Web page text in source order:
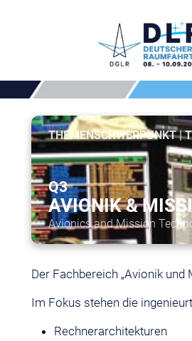
THEMENSCHWERPUNKT |
Q3
AVIONIK &
Avionics and Mission
Der Fachbereich „Avionik
Im Fokus stehen die
Rechnerarchitekturen